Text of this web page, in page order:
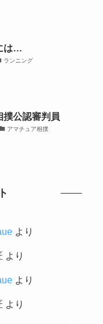
は…
ランニング
撲公認審判員
アマチュア相撲
より
より
より
より